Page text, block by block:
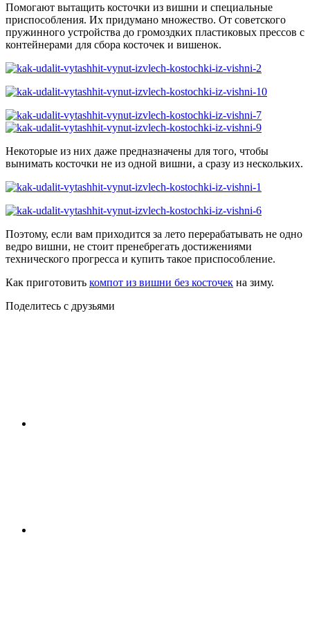
Помогают вытащить косточки из вишни и специальные
приспособления. Их придумано множество. От советского
пружинного устройства до громоздких пластиковых прессов с
контейнерами для сбора косточек и вишенок.
Некоторые из них даже предназначены для того, чтобы
вынимать косточки не из одной вишни, а сразу из нескольких.
Поэтому, если вам приходится за лето перерабатывать не одно
ведро вишни, не стоит пренебрегать достижениями
технического прогресса и купить такое приспособление.
Как приготовить компот из вишни без косточек на зиму.
Поделитесь с друзьями